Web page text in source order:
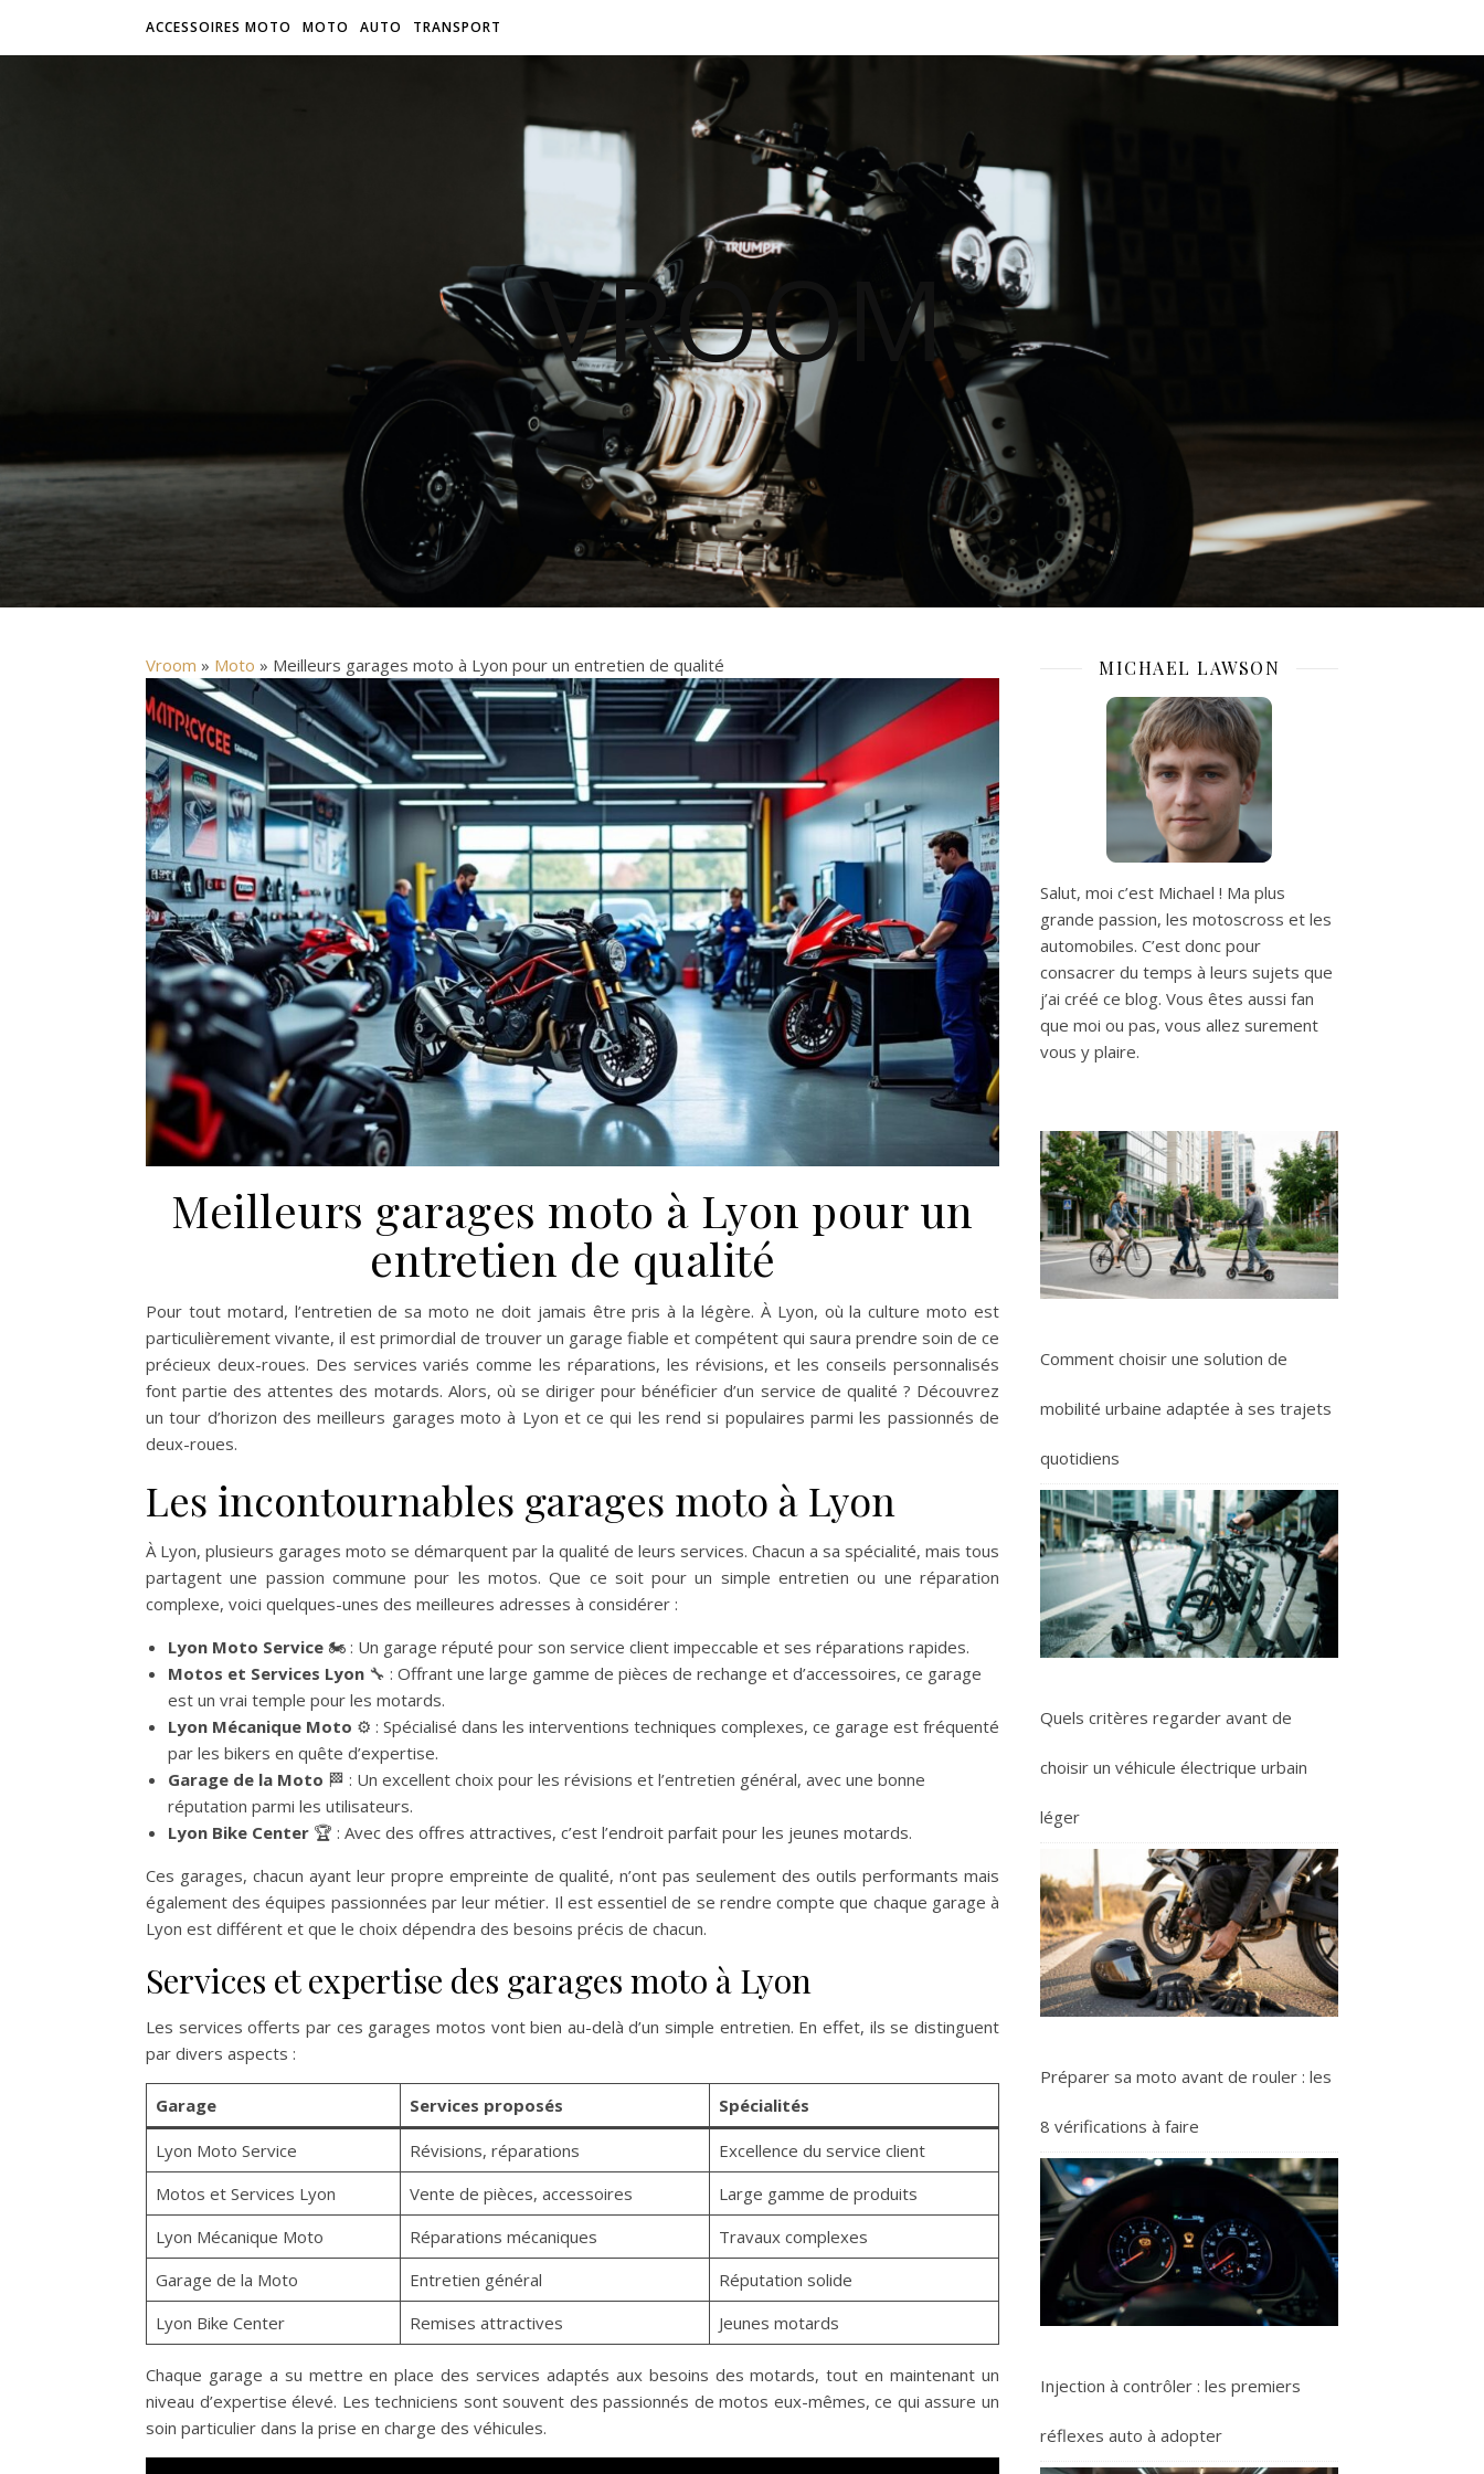
ACCESSOIRES MOTO MOTO AUTO TRANSPORT
VROOM
Vroom » Moto » Meilleurs garages moto à Lyon pour un entretien de qualité
Meilleurs garages moto à Lyon pour un
entretien de qualité
Pour tout motard, l’entretien de sa moto ne doit jamais être pris à la légère. À Lyon, où la culture moto est
particulièrement vivante, il est primordial de trouver un garage fiable et compétent qui saura prendre soin de ce
précieux deux-roues. Des services variés comme les réparations, les révisions, et les conseils personnalisés
font partie des attentes des motards. Alors, où se diriger pour bénéficier d’un service de qualité ? Découvrez
un tour d’horizon des meilleurs garages moto à Lyon et ce qui les rend si populaires parmi les passionnés de
deux-roues.
Les incontournables garages moto à Lyon
À Lyon, plusieurs garages moto se démarquent par la qualité de leurs services. Chacun a sa spécialité, mais tous
partagent une passion commune pour les motos. Que ce soit pour un simple entretien ou une réparation
complexe, voici quelques-unes des meilleures adresses à considérer :
Lyon Moto Service 🏍️ : Un garage réputé pour son service client impeccable et ses réparations rapides.
Motos et Services Lyon 🔧 : Offrant une large gamme de pièces de rechange et d’accessoires, ce garage
est un vrai temple pour les motards.
Lyon Mécanique Moto ⚙️ : Spécialisé dans les interventions techniques complexes, ce garage est fréquenté
par les bikers en quête d’expertise.
Garage de la Moto 🏁 : Un excellent choix pour les révisions et l’entretien général, avec une bonne
réputation parmi les utilisateurs.
Lyon Bike Center 🏆 : Avec des offres attractives, c’est l’endroit parfait pour les jeunes motards.
Ces garages, chacun ayant leur propre empreinte de qualité, n’ont pas seulement des outils performants mais
également des équipes passionnées par leur métier. Il est essentiel de se rendre compte que chaque garage à
Lyon est différent et que le choix dépendra des besoins précis de chacun.
Services et expertise des garages moto à Lyon
Les services offerts par ces garages motos vont bien au-delà d’un simple entretien. En effet, ils se distinguent
par divers aspects :
Garage Services proposés Spécialités
Lyon Moto Service Révisions, réparations
Excellence du service client
Motos et Services Lyon
Vente de pièces, accessoires
Large gamme de produits
Lyon Mécanique Moto
Réparations mécaniques
Travaux complexes
Garage de la Moto
Entretien général
Réputation solide
Lyon Bike Center
Remises attractives Jeunes motards
Chaque garage a su mettre en place des services adaptés aux besoins des motards, tout en maintenant un
niveau d’expertise élevé. Les techniciens sont souvent des passionnés de motos eux-mêmes, ce qui assure un
soin particulier dans la prise en charge des véhicules.
MICHAEL LAWSON
Salut, moi c’est Michael ! Ma plus
grande passion, les motoscross et les
automobiles. C’est donc pour
consacrer du temps à leurs sujets que
j’ai créé ce blog. Vous êtes aussi fan
que moi ou pas, vous allez surement
vous y plaire.
Comment choisir une solution de
mobilité urbaine adaptée à ses trajets
quotidiens
Quels critères regarder avant de
choisir un véhicule électrique urbain
léger
Préparer sa moto avant de rouler : les
8 vérifications à faire
Injection à contrôler : les premiers
réflexes auto à adopter